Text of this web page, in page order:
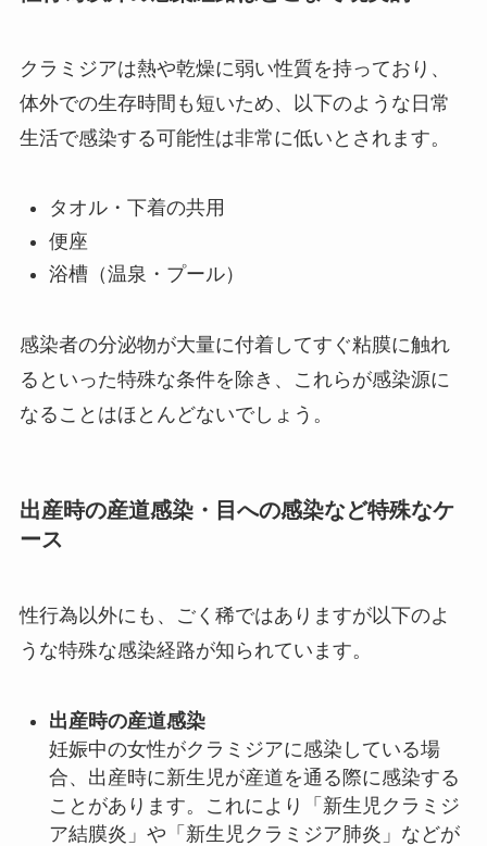
クラミジアは熱や乾燥に弱い性質を持っており、
体外での生存時間も短いため、以下のような日常
生活で感染する可能性は非常に低いとされます。
タオル・下着の共用
便座
浴槽（温泉・プール）
感染者の分泌物が大量に付着してすぐ粘膜に触れ
るといった特殊な条件を除き、これらが感染源に
なることはほとんどないでしょう。
出産時の産道感染・目への感染など特殊なケ
ース
性行為以外にも、ごく稀ではありますが以下のよ
うな特殊な感染経路が知られています。
出産時の産道感染
妊娠中の女性がクラミジアに感染している場
合、出産時に新生児が産道を通る際に感染する
ことがあります。これにより「新生児クラミジ
ア結膜炎」や「新生児クラミジア肺炎」などが